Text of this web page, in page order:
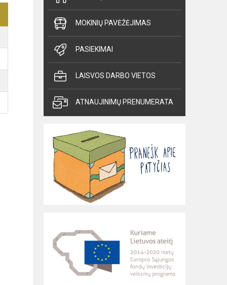
MOKINIŲ PAVĖŽĖJIMAS
PASIEKIMAI
LAISVOS DARBO VIETOS
ATNAUJINIMŲ PRENUMERATA